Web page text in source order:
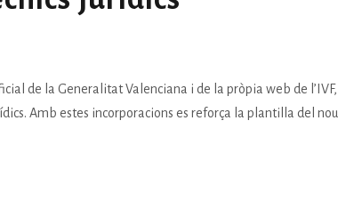
de la Generalitat Valenciana i de la pròpia web de l’IVF,
Amb estes incorporacions es reforça la plantilla del nou